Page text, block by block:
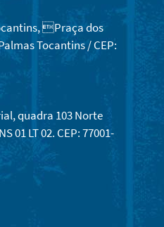
Praça dos
Tocantins / CEP:
quadra 103 Norte
01 LT 02. CEP: 77001-